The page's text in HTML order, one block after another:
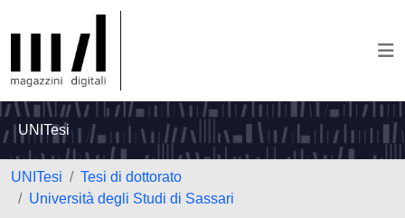
UNITesi
UNITesi
Tesi di dottorato
Università degli Studi di Sassari